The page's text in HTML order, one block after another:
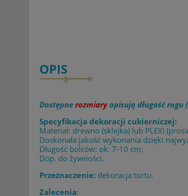
OPIS
Dostępne rozmiaryopisują długość rogu
Specyfikacja dekoracji cukierniczej:
Materiał: drewno (sklejka) lub PLEXI
Doskonała jakość wykonania dzięki
Długość bolców: ok. 7-10 cm;
Dop. do żywności.
Przeznaczenie: dekoracja tortu.
Zalecenia: